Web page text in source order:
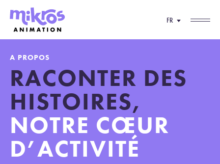
FR
A PROPOS
RACONTER DES
HISTOIRES,
NOTRE CŒUR
D’ACTIVITÉ